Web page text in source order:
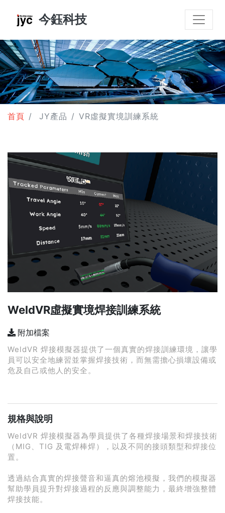
今鈺科技
首頁 JY產品 VR虛擬實境訓練系統
WeldVR虛擬實境焊接訓練系統
附加檔案
WeldVR 焊接模擬器提供了一個真實的焊接訓練環境，讓學
員可以安全地練習並掌握焊接技術，而無需擔心損壞設備或
危及自己或他人的安全。
規格與說明
WeldVR 焊接模擬器為學員提供了各種焊接場景和焊接技術
（MIG、TIG 及電焊棒焊），以及不同的接頭類型和焊接位
置。
透過結合真實的焊接聲音和逼真的熔池模擬，我們的模擬器
幫助學員提升對焊接過程的反應與調整能力，最終增強整體
焊接技能。